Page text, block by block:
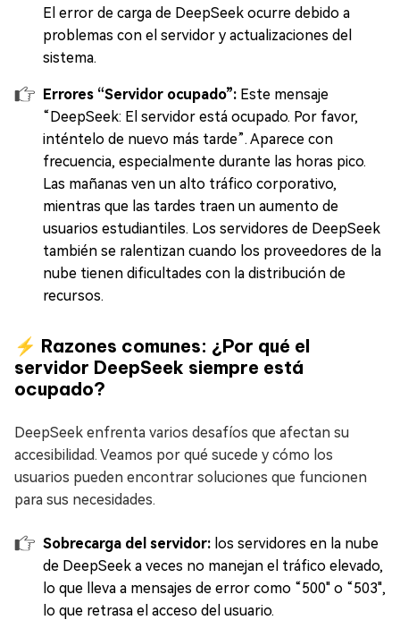
El error de carga de DeepSeek ocurre debido a
problemas con el servidor y actualizaciones del
sistema.
Errores “Servidor ocupado”: Este mensaje
“DeepSeek: El servidor está ocupado. Por favor,
inténtelo de nuevo más tarde”. Aparece con
frecuencia, especialmente durante las horas pico.
Las mañanas ven un alto tráfico corporativo,
mientras que las tardes traen un aumento de
usuarios estudiantiles. Los servidores de DeepSeek
también se ralentizan cuando los proveedores de la
nube tienen dificultades con la distribución de
recursos.
⚡ Razones comunes: ¿Por qué el
servidor DeepSeek siempre está
ocupado?
DeepSeek enfrenta varios desafíos que afectan su
accesibilidad. Veamos por qué sucede y cómo los
usuarios pueden encontrar soluciones que funcionen
para sus necesidades.
Sobrecarga del servidor: los servidores en la nube
de DeepSeek a veces no manejan el tráfico elevado,
lo que lleva a mensajes de error como “500" o “503",
lo que retrasa el acceso del usuario.